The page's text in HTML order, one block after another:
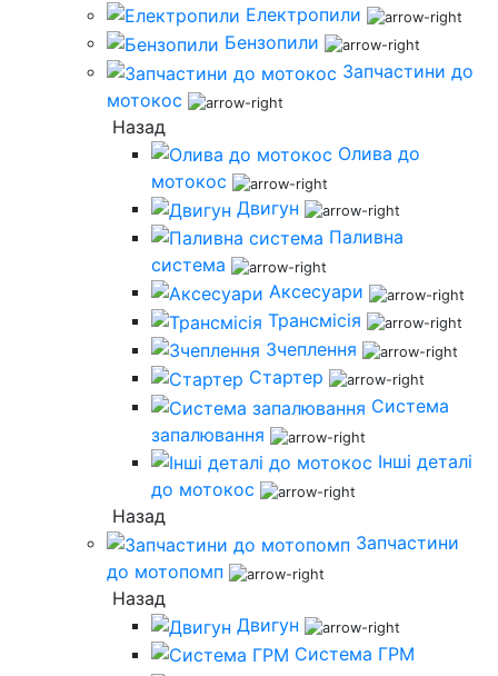
Електропили
Бензопили
Запчастини до
мотокос
Назад
Олива до
мотокос
Двигун
Паливна
система
Аксесуари
Трансмісія
Зчеплення
Стартер
Система
запалювання
Інші деталі
до мотокос
Назад
Запчастини
до мотопомп
Назад
Двигун
Система ГРМ